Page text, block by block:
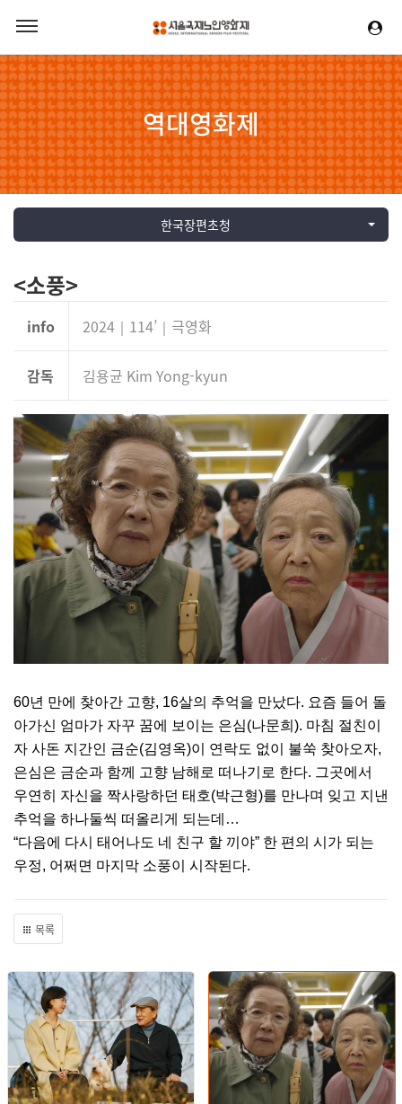
역대영화제
한국장편초청
<소풍>
info 2024｜114’｜극영화
감독 김용균 Kim Yong-kyun
60년 만에 찾아간 고향, 16살의 추억을 만났다. 요즘 들어 돌
아가신 엄마가 자꾸 꿈에 보이는 은심(나문희 ). 마침 절친이
자 사돈 지간인 금순(김영옥)이 연락도 없이 불쑥 찾아오자,
은심은 금순과 함께 고향 남해로 떠나기로 한다. 그곳에서
우연히 자신을 짝사랑하던 태호(박근형)를 만나며 잊고 지낸
추억을 하나둘씩 떠올리게 되는데 …
“다음에 다시 태어나도 네 친구 할 끼야” 한 편의 시가 되는
우정, 어쩌면 마지막 소풍이 시작된다.
목록